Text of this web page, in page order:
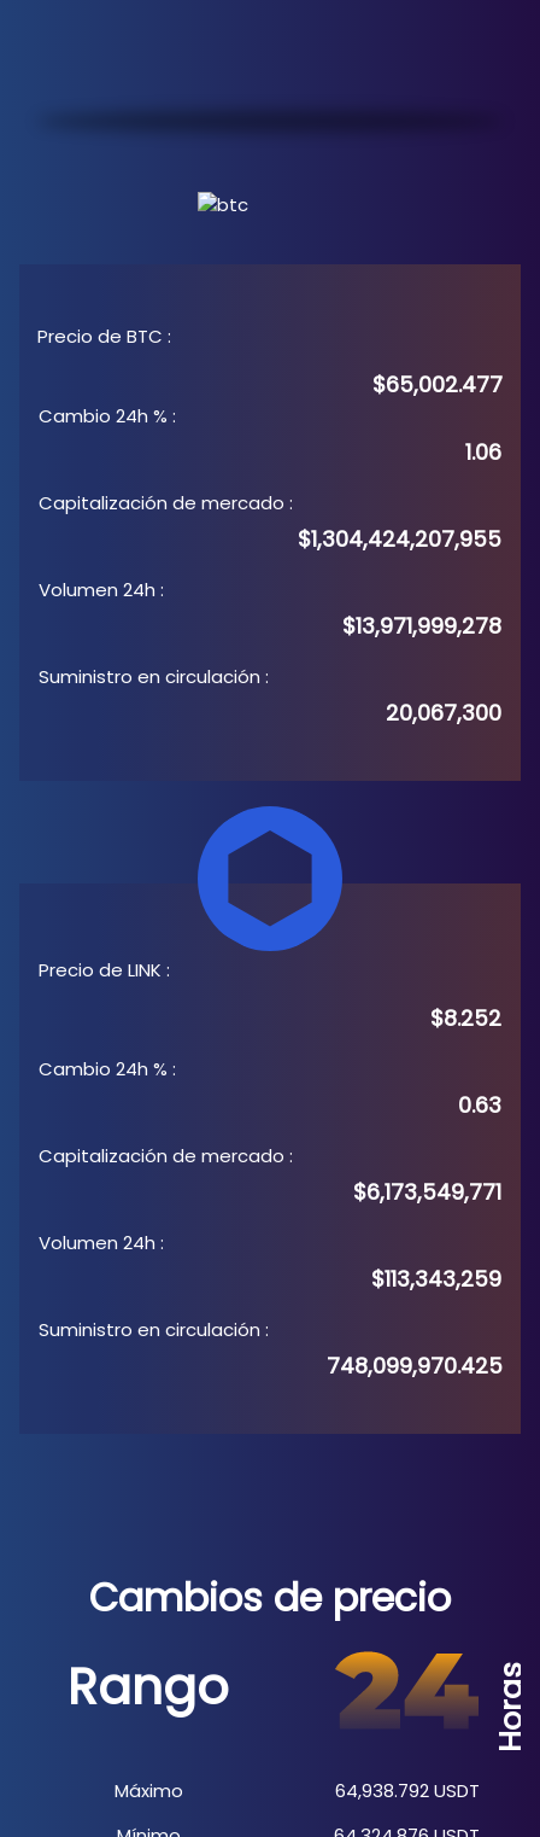
Precio de BTC :
$65,002.477
Cambio 24h % :
1.06
Capitalización de mercado :
$1,304,424,207,955
Volumen 24h :
$13,971,999,278
Suministro en circulación :
20,067,300
Precio de LINK :
$8.252
Cambio 24h % :
0.63
Capitalización de mercado :
$6,173,549,771
Volumen 24h :
$113,343,259
Suministro en circulación :
748,099,970.425
Cambios de precio
Rango
Máximo
Horas
64,938.792USDT